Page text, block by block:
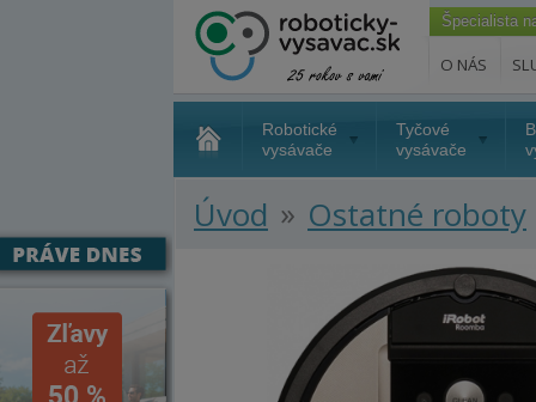
Špecialista
O NÁS
Robotické
vysávače
Tyčové
vysávače
Úvod » Ostatné roboty